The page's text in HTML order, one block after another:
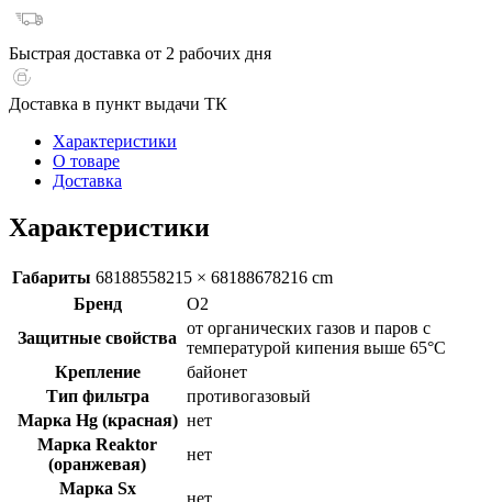
Быстрая доставка от 2 рабочих дня
Доставка в пункт выдачи ТК
Характеристики
О товаре
Доставка
Характеристики
Габариты 68188558215 × 68188678216 cm
Бренд
О2
Защитные свойства
от органических газов и паров с
температурой кипения выше 65°C
Крепление
байонет
Тип фильтра
противогазовый
Марка Hg (красная) нет
Марка Reaktor
(оранжевая)
нет
Марка Sx
нет